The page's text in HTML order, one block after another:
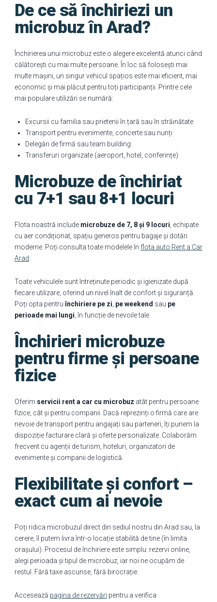
De ce să închiriezi un
microbuz în Arad?
Închirierea unui microbuz este o alegere excelentă atunci când
călătorești cu mai multe persoane. În loc să folosești mai
multe mașini, un singur vehicul spațios este mai eficient, mai
economic și mai plăcut pentru toți participanții. Printre cele
mai populare utilizări se numără:
Excursii cu familia sau prietenii în țară sau în străinătate
Transport pentru evenimente, concerte sau nunți
Delegări de firmă sau team building
Transferuri organizate (aeroport, hotel, conferințe)
Microbuze de închiriat
cu 7+1 sau 8+1 locuri
Flota noastră include microbuze de 7, 8 și 9 locuri , echipate
cu aer condiționat, spațiu generos pentru bagaje și dotări
moderne. Poți consulta toate modelele în flota auto Rent a Car
Arad
Toate vehiculele sunt întreținute periodic și igienizate după
fiecare utilizare, oferind un nivel înalt de confort și siguranță.
Poți opta pentruînchiriere pe zi pe weekend sau pe
perioade mai lungi , în funcție de nevoile tale.
Închirieri microbuze
pentru firme și persoane
fizice
Oferim servicii rent a car cu microbuz atât pentru persoane
fizice, cât și pentru companii. Dacă reprezinți o firmă care are
nevoie de transport pentru angajați sau parteneri, îți punem la
dispoziție facturare clară și oferte personalizate. Colaborăm
frecvent cu agenții de turism, hoteluri, organizatori de
evenimente și companii de logistică.
Flexibilitate și confort –
exact cum ai nevoie
Poți ridica microbuzul direct din sediul nostru din Arad sau, la
cerere, îl putem livra într-o locație stabilită de tine (în limita
orașului). Procesul de închiriere este simplu: rezervi online,
alegi perioada și tipul de microbuz, iar noi ne ocupăm de
restul. Fără taxe ascunse, fără birocrație.
Accesează pagina de rezervări pentru a verifica